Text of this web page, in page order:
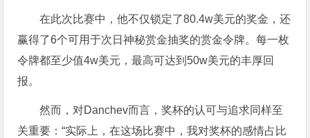
在此次比赛中，他不仅锁定了80.4w美元的奖金，还
赢得了6个可用于次日神秘赏金抽奖的赏金令牌。每一枚
令牌都至少值4w美元，最高可达到50w美元的丰厚回
报。
然而，对Danchev而言，奖杯的认可与追求同样至
关重要：“实际上，在这场比赛中，我对奖杯的感情占比